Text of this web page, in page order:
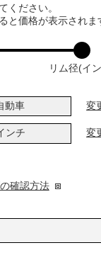
ください。
と価格が表示されま
リム径(イ
動車 変
ンチ 変
確認方法